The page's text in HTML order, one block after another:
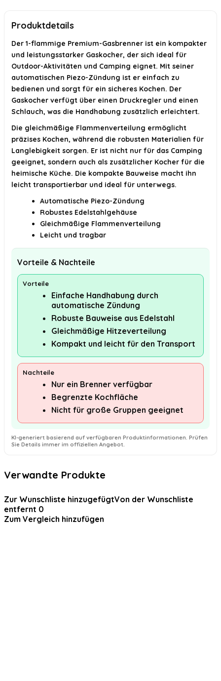
immer im offiziellen Angebot.
Produktdetails
Der 1-flammige Premium-Gasbrenner ist ein kompakter
und leistungsstarker Gaskocher, der sich ideal für
Outdoor-Aktivitäten und Camping eignet. Mit seiner
automatischen Piezo-Zündung ist er einfach zu
bedienen und sorgt für ein sicheres Kochen. Der
Gaskocher verfügt über einen Druckregler und einen
Schlauch, was die Handhabung zusätzlich erleichtert.
Die gleichmäßige Flammenverteilung ermöglicht
präzises Kochen, während die robusten Materialien für
Langlebigkeit sorgen. Er ist nicht nur für das Camping
geeignet, sondern auch als zusätzlicher Kocher für die
heimische Küche. Die kompakte Bauweise macht ihn
leicht transportierbar und ideal für unterwegs.
Automatische Piezo-Zündung
Robustes Edelstahlgehäuse
Gleichmäßige Flammenverteilung
Leicht und tragbar
Vorteile & Nachteile
Vorteile
Einfache Handhabung durch
automatische Zündung
Robuste Bauweise aus Edelstahl
Gleichmäßige Hitzeverteilung
Kompakt und leicht für den Transport
Nachteile
Nur ein Brenner verfügbar
Begrenzte Kochfläche
Nicht für große Gruppen geeignet
KI-generiert basierend auf verfügbaren Produktinformationen. Prüfen
Sie Details immer im offiziellen Angebot.
Verwandte Produkte
Zur Wunschliste hinzugefügtVon der Wunschliste
entfernt 0
Zum Vergleich hinzufügen